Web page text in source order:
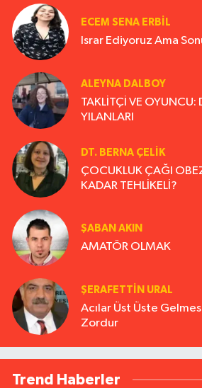
ECEM SENA ERBIL
Israr Ediyoruz Ama
ALEYNA DALBOY
TAKLİTÇİ VE OYUNCU:
YILANLARI
DT. BERNA ÇELIK
ÇOCUKLUK ÇAĞI
KADAR TEHLİKELİ?
ŞABAN AKIN
AMATÖR OLMAK
ŞERAFETTIN URAL
Acılar Üst Üste
Zordur
Trend Haberler